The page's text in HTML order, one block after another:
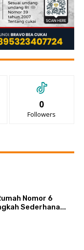
0
Followers
Nomor 6
Sederhana...